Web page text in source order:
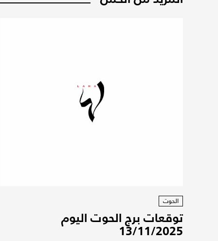
الحوت
توقعات برج الحوت اليوم
13/11/2025